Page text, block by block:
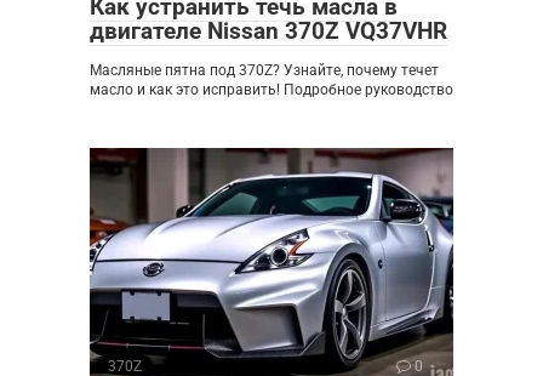
Как устранить течь масла в
двигателе Nissan 370Z VQ37VHR
Масляные пятна под 370Z? Узнайте, почему течет
масло и как это исправить! Подробное руководство
370Z 0